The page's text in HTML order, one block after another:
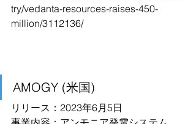
try/vedanta-resources-raises-450-
million/3112136/
AMOGY (米国)
リリース：2023年6月5日